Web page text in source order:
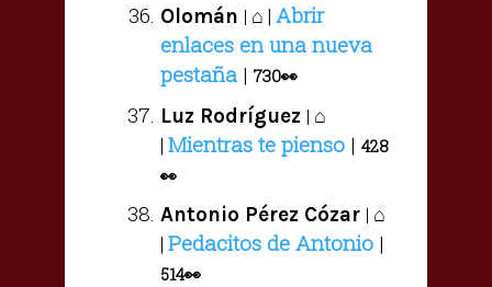
Olomán | ⌂ | Abrir
enlaces en una nueva
pestaña | 730👀
Luz Rodríguez | ⌂
| Mientras te pienso | 428
👀
Antonio Pérez Cózar | ⌂
| Pedacitos de Antonio |
514👀